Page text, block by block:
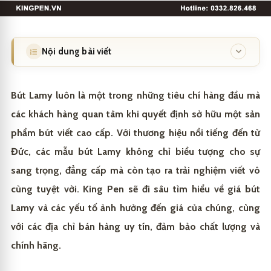
Nội dung bài viết
1.1 Các mẫu bút Lamy phổ biến nhất hiện nay
1.2
Thị trường giá bút Lamy – phân khúc và sự biến
động
2 Các yếu tố ảnh hưởng đến giá bút Lamy
2.2 Đặc điểm thiết kế và tính năng
2.3
Cửa hàng bút cao cấp chính hãng King Pen
Bút Lamy luôn là một trong những tiêu chí hàng đầu mà
các khách hàng quan tâm khi quyết định sở hữu một sản
phẩm bút viết cao cấp. Với thương hiệu nổi tiếng đến từ
Đức, các mẫu bút Lamy không chỉ biểu tượng cho sự
sang trọng, đẳng cấp mà còn tạo ra trải nghiệm viết vô
cùng tuyệt vời. King Pen sẽ đi sâu tìm hiểu về giá bút
Lamy và các yếu tố ảnh hưởng đến giá của chúng, cùng
với các địa chỉ bán hàng uy tín, đảm bảo chất lượng và
chính hãng.